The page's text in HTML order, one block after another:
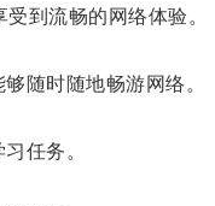
到流畅的网络体验。
随时随地畅游网络。
任务。